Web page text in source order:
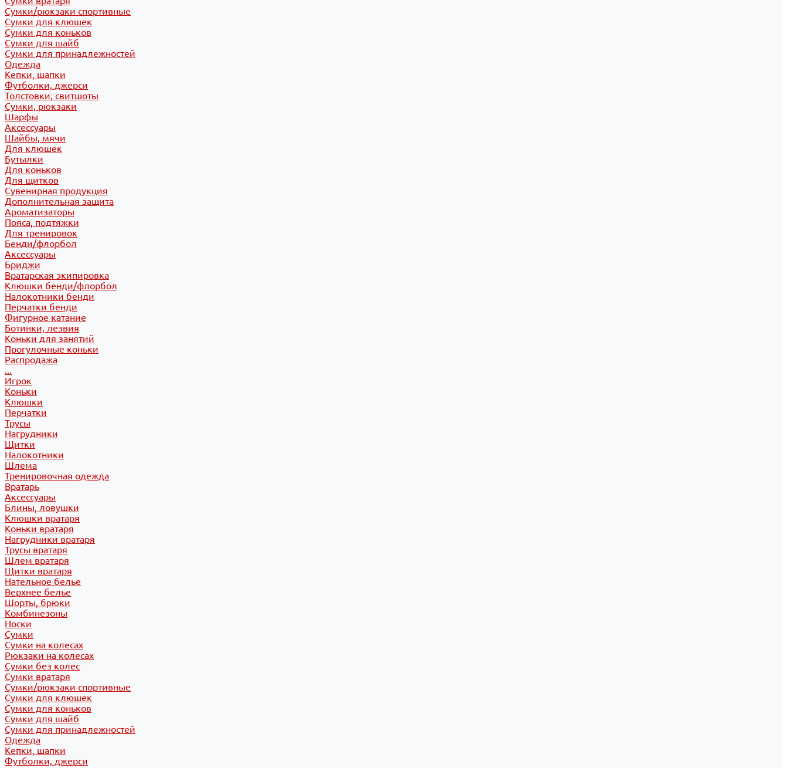
Сумки/рюкзаки спортивные
Сумки для клюшек
Сумки для коньков
Сумки для шайб
Сумки для принадлежностей
Одежда
Кепки, шапки
Футболки, джерси
Толстовки, свитшоты
Сумки, рюкзаки
Шарфы
Аксессуары
Шайбы, мячи
Для клюшек
Бутылки
Для коньков
Для щитков
Сувенирная продукция
Дополнительная защита
Ароматизаторы
Пояса, подтяжки
Для тренировок
Бенди/флорбол
Аксессуары
Бриджи
Вратарская экипировка
Клюшки бенди/флорбол
Налокотники бенди
Перчатки бенди
Фигурное катание
Ботинки, лезвия
Коньки для занятий
Прогулочные коньки
Распродажа
...
Игрок
Коньки
Клюшки
Перчатки
Трусы
Нагрудники
Щитки
Налокотники
Шлема
Тренировочная одежда
Вратарь
Аксессуары
Блины, ловушки
Клюшки вратаря
Коньки вратаря
Нагрудники вратаря
Трусы вратаря
Шлем вратаря
Щитки вратаря
Нательное белье
Верхнее белье
Шорты, брюки
Комбинезоны
Носки
Сумки
Сумки на колесах
Рюкзаки на колесах
Сумки без колес
Сумки вратаря
Сумки/рюкзаки спортивные
Сумки для клюшек
Сумки для коньков
Сумки для шайб
Сумки для принадлежностей
Одежда
Кепки, шапки
Футболки, джерси